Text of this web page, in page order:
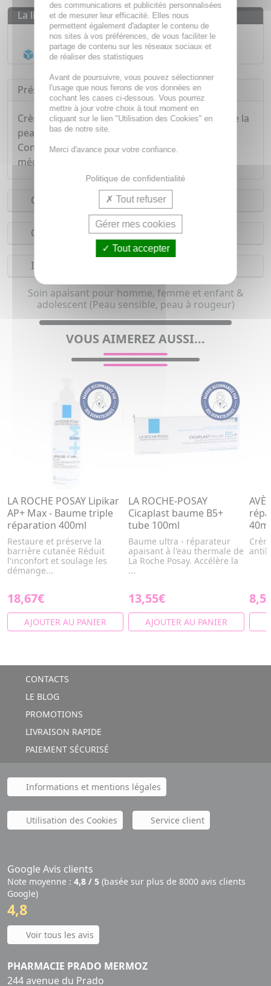
La livraison
Livraison gratuite dès55€
Acheminement Chronopost en 24h*
Présentation
Crème antidémangeaisons. Soulage et régénère la
peau. Haute tolérance, sans cortisone.
Conditionnement : tube, étui carton. Dispositif
médical. Marquage CE : CE 0123.
Conseils d'utilisation
Composition
Indications
Soin apaisant pour homme, femme et enfant &
adolescent (Peau sensible, peau à rougeur)
VOUS AIMEREZ AUSSI...
LA ROCHE POSAY Lipikar
AP+ Max - Baume triple
réparation 400ml
Restaure et préserve la
barrière cutanée Réduit
l'inconfort et soulage les
démange...
18,67€
AJOUTER AU PANIER
LA ROCHE-POSAY
Cicaplast baume B5+
tube 100ml
Baume ultra - réparateur
apaisant à l'eau thermale de
La Roche Posay. Accélère la
...
13,55€
AJOUTER AU PANIER
40ml
CONTACTS
LE BLOG
PROMOTIONS
LIVRAISON RAPIDE
PAIEMENT SÉCURISÉ
Informations et mentions légales
Utilisation des Cookies Service client
Google Avis clients
Note moyenne : 4,8 / 5 (basée sur plus de 8000 avis clients
Google)
4,8
Voir tous les avis
PHARMACIE PRADO MERMOZ
244 avenue du Prado
des communications et publicités personnalisées
et de mesurer leur efficacité. Elles nous
permettent également d'adapter le contenu de
nos sites à vos préférences, de vous faciliter le
partage de contenu sur les réseaux sociaux et
de réaliser des statistiques
Avant de poursuivre, vous pouvez sélectionner
l'usage que nous ferons de vos données en
cochant les cases ci-dessous. Vous pourrez
mettre à jour votre choix à tout moment en
cliquant sur le lien "Utilisation des Cookies" en
bas de notre site.
Merci d'avance pour votre confiance.
Politique de confidentialité
Tout refuser
Gérer mes cookies
Tout accepter